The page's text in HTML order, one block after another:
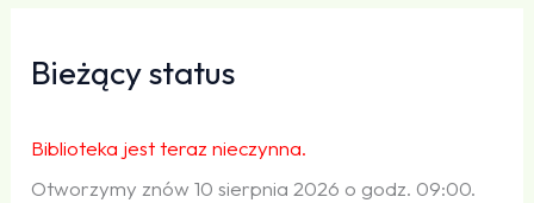
Bieżący status
Biblioteka jest teraz nieczynna.
Otworzymy znów 10 sierpnia 2026 o godz. 09:00.